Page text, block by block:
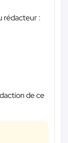
rédacteur :
de ce